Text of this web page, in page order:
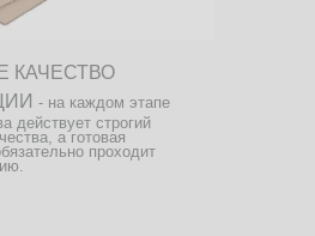
КАЧЕСТВО
- на каждом этапе
действует строгий
а готовая
проходит